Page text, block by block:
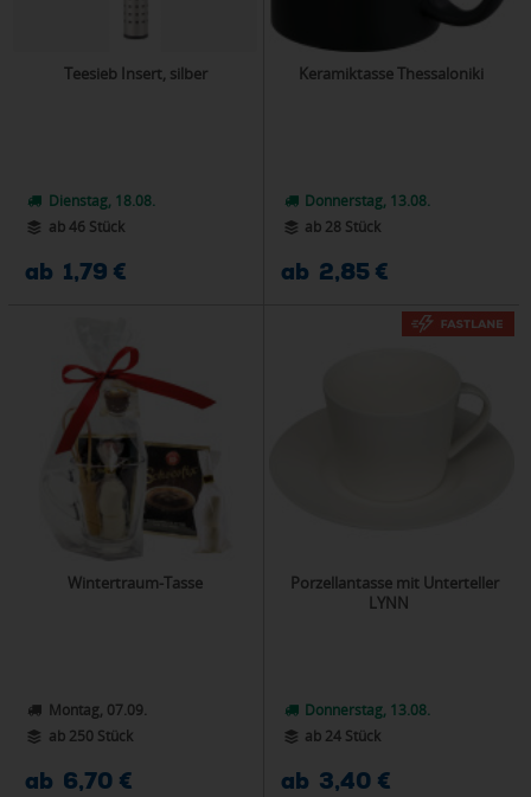
Teesieb Insert, silber
Dienstag, 18.08.
ab 46 Stück
ab 1,79 €
Keramiktasse Thessaloniki
Donnerstag, 13.08.
ab 28 Stück
ab 2,85 €
Wintertraum-Tasse
Montag, 07.09.
ab 250 Stück
ab 6,70 €
Porzellantasse mit Unterteller
LYNN
Donnerstag, 13.08.
ab 24 Stück
ab 3,40 €